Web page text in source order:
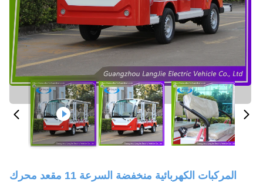
المركبات الكهربائية منخفضة السرعة 11 مقعد محرك